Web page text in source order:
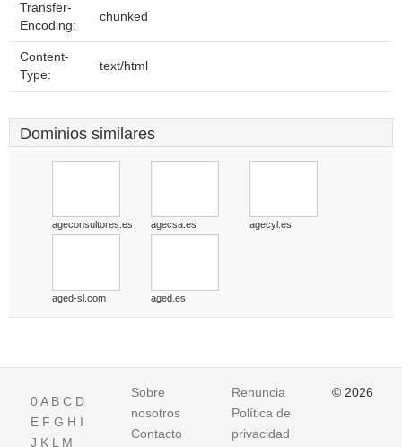
Transfer-
Encoding:
chunked
Content-
Type:
text/html
Dominios similares
ageconsultores.es agecsa.es agecyl.es
aged-sl.com aged.es
0A B C D
E F G H I
J K L M
Sobre
nosotros
Contacto
Renuncia
Política de
privacidad
© 2026